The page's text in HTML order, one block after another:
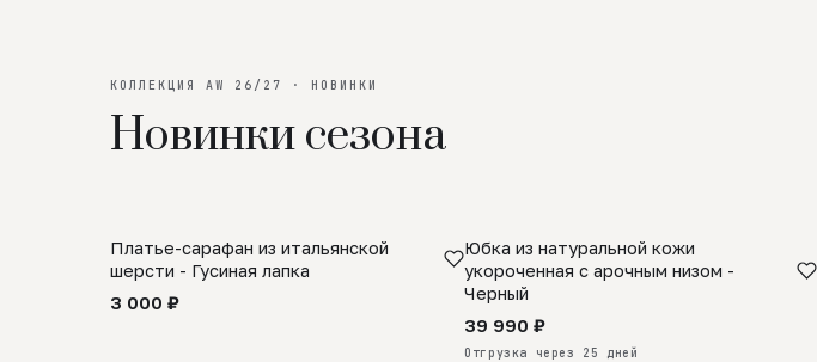
КОЛЛЕКЦИЯ AW 26/27 · НОВИНКИ
Новинки сезона
SALE
Платье-сарафан из итальянской
шерсти - Гусиная лапка
3 000 ₽
ПРЕДЗАКАЗ
Юбка из натуральной кожи
укороченная с арочным низом -
Черный
39 990 ₽
Отгрузка через 25 дней